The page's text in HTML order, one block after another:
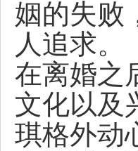
姻的失败
人追求。
在离婚之
文化以及
琪格外动